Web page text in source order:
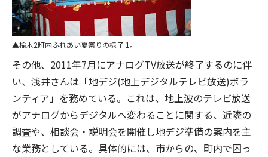
楡木2町内ふれあい夏祭りの様子 1。
その他、2011年7月にアナログTV放送が終了するのに伴
い、浅井さんは「地デジ(地上デジタルテレビ放送)ボラ
ンティア」を務めている。これは、地上波のテレビ放送
がアナログからデジタルへ変わることに関する、近隣の
調査や、相談会・説明会を開催し地デジ準備の案内を主
な業務としている。具体的には、市からの、町内で困っ